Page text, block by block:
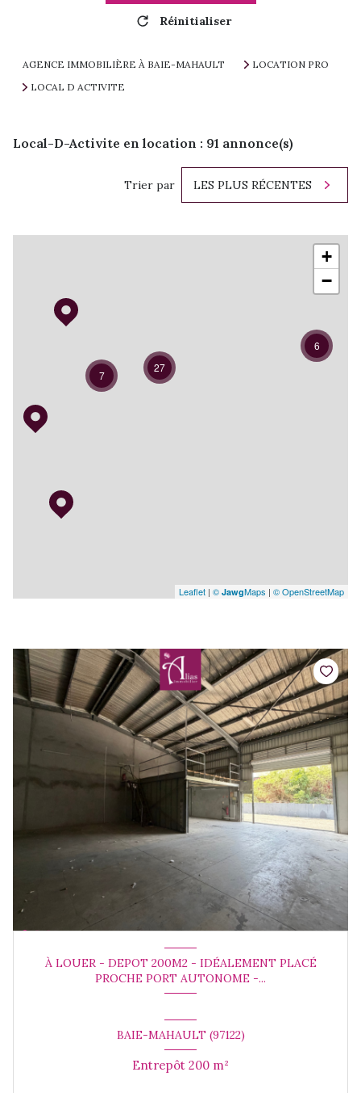
Réinitialiser
AGENCE IMMOBILIÈRE À BAIE-MAHAULT
LOCATION PRO
LOCAL D ACTIVITE
Local-D-Activite en location : 91 annonce(s)
Trier par LES PLUS RÉCENTES
7
6
27
+
−
Leaflet | © JawgMaps | © OpenStreetMap
À LOUER - DEPOT 200M2 - IDÉALEMENT PLACÉ
PROCHE PORT AUTONOME -...
BAIE-MAHAULT (97122)
Entrepôt 200 m²